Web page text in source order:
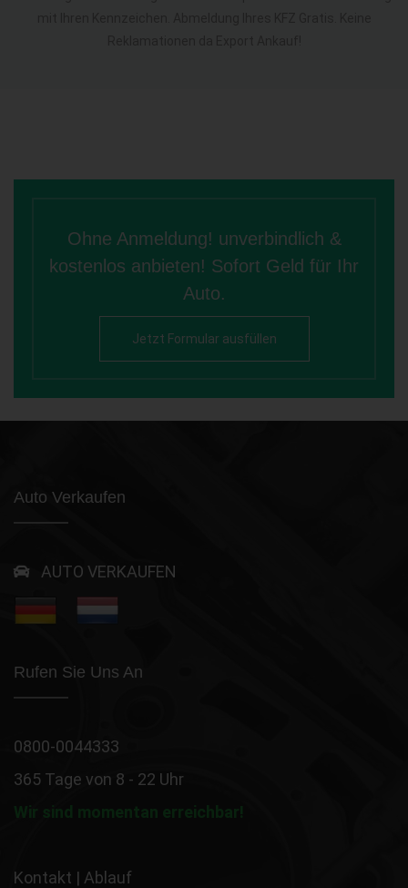
Ohne Anmeldung! unverbindlich &
kostenlos anbieten! Sofort Geld für Ihr
Auto.
Jetzt Formular ausfüllen
Auto Verkaufen
AUTO VERKAUFEN
Rufen Sie Uns An
0800-0044333
365 Tage von 8 - 22 Uhr
Wir sind momentan erreichbar!
Kontakt | Ablauf